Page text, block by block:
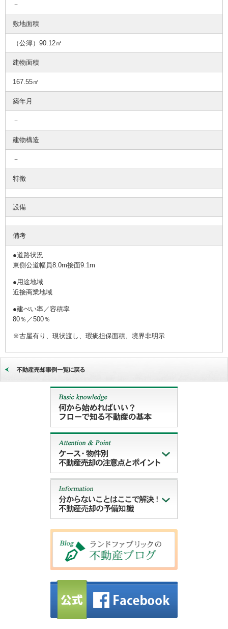
－
敷地面積
（公簿）90.12㎡
建物面積
167.55㎡
築年月
－
建物構造
－
特徴
設備
備考
●道路状況
東側公道幅員8.0m接面9.1m
●用途地域
近接商業地域
●建ぺい率／容積率
80％／500％
※古屋有り、現状渡し、瑕疵担保面積、境界非明示